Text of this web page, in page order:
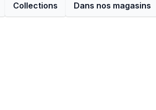
Collections Dans nos magasins